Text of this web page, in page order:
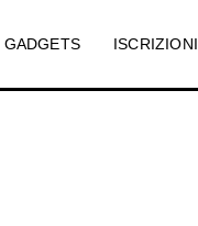
GADGETS ISCRIZIONI